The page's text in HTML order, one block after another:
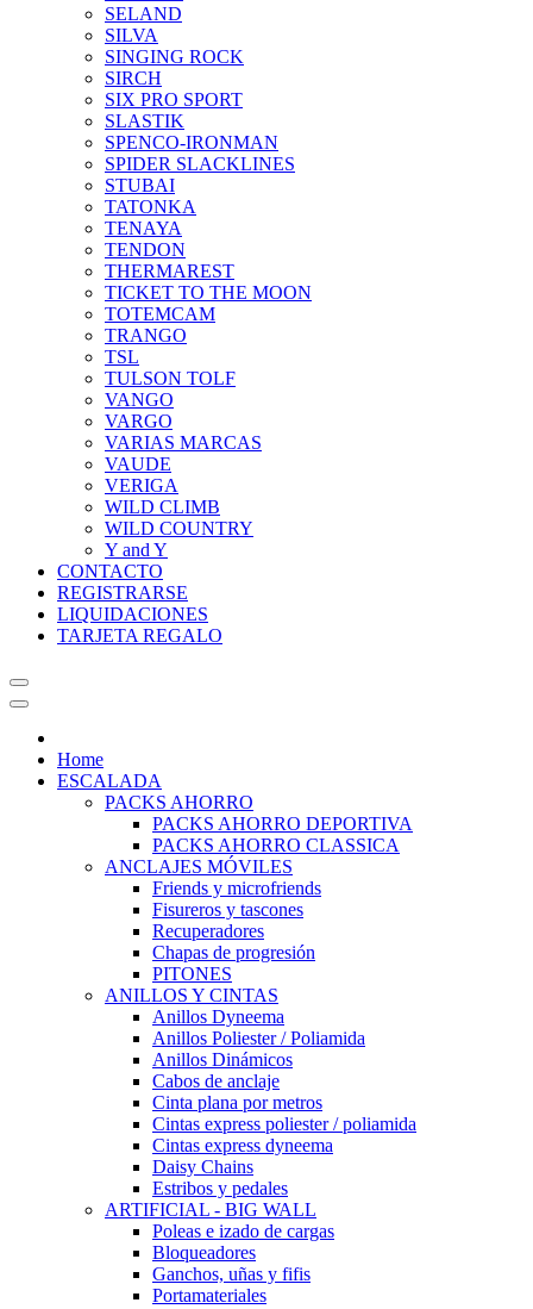
SELAND
SILVA
SINGING ROCK
SIRCH
SIX PRO SPORT
SLASTIK
SPENCO-IRONMAN
SPIDER SLACKLINES
STUBAI
TATONKA
TENAYA
TENDON
THERMAREST
TICKET TO THE MOON
TOTEMCAM
TRANGO
TSL
TULSON TOLF
VANGO
VARGO
VARIAS MARCAS
VAUDE
VERIGA
WILD CLIMB
WILD COUNTRY
Y and Y
CONTACTO
REGISTRARSE
LIQUIDACIONES
TARJETA REGALO
Home
ESCALADA
PACKS AHORRO
PACKS AHORRO DEPORTIVA
PACKS AHORRO CLASSICA
ANCLAJES MÓVILES
Friends y microfriends
Fisureros y tascones
Recuperadores
Chapas de progresión
PITONES
ANILLOS Y CINTAS
Anillos Dyneema
Anillos Poliester / Poliamida
Anillos Dinámicos
Cabos de anclaje
Cinta plana por metros
Cintas express poliester / poliamida
Cintas express dyneema
Daisy Chains
Estribos y pedales
ARTIFICIAL - BIG WALL
Poleas e izado de cargas
Bloqueadores
Ganchos, uñas y fifis
Portamateriales